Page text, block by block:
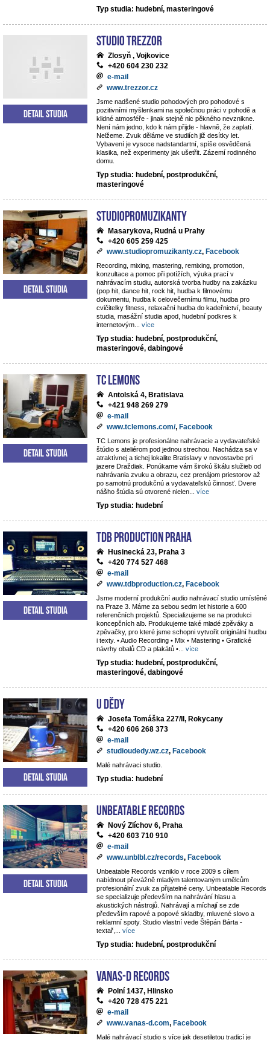
Typ studia: hudební, masteringové
STUDIO TREZZOR
Zlosyň , Vojkovice
+420 604 230 232
e-mail
www.trezzor.cz
Jsme nadšené studio pohodových pro pohodové s
pozitivními myšlenkami na společnou práci v pohodě a
klidné atmosféře - jinak stejně nic pěkného nevznikne.
Není nám jedno, kdo k nám přijde - hlavně, že zaplatí.
Nelžeme. Zvuk děláme ve studiích již desítky let.
Vybavení je vysoce nadstandartní, spíše osvědčená
klasika, než experimenty jak ušetřit. Zázemí rodinného
domu.
Typ studia: hudební, postprodukční,
masteringové
Detail studia
StudioPROmuzikanty
Masarykova, Rudná u Prahy
+420 605 259 425
www.studiopromuzikanty.cz, Facebook
Recording, mixing, mastering, remixing, promotion,
konzultace a pomoc při potížích, výuka prací v
nahrávacím studiu, autorská tvorba hudby na zakázku
(pop hit, dance hit, rock hit, hudba k filmovému
dokumentu, hudba k celovečernímu filmu, hudba pro
cvičitelky fitness, relaxační hudba do kadeřnictví, beauty
studia, masážní studia apod, hudební podkres k
internetovým
více
Typ studia: hudební, postprodukční,
masteringové, dabingové
Detail studia
TC Lemons
Antolská 4, Bratislava
+421 948 269 279
e-mail
www.tclemons.com/, Facebook
TC Lemons je profesionálne nahrávacie a vydavateľské
štúdio s ateliérom pod jednou strechou. Nachádza sa v
atraktívnej a tichej lokalite Bratislavy v novostavbe pri
jazere Draždiak. Ponúkame vám širokú škálu služieb od
nahrávania zvuku a obrazu, cez prenájom priestorov až
po samotnú produkčnú a vydavateľskú činnosť. Dvere
nášho štúdia sú otvorené nielen
více
Typ studia: hudební
Detail studia
TdB Production Praha
Husinecká 23, Praha 3
+420 774 527 468
e-mail
www.tdbproduction.cz, Facebook
Jsme moderní produkční audio nahrávací studio umístěné
na Praze 3. Máme za sebou sedm let historie a 600
referenčních projektů. Specializujeme se na produkci
koncepčních alb. Produkujeme také mladé zpěváky a
zpěvačky, pro které jsme schopni vytvořit originální hudbu
i texty. • Audio Recording • Mix • Mastering • Grafické
návrhy obalů CD a plakátů •
více
Typ studia: hudební, postprodukční,
masteringové, dabingové
Detail studia
U dědy
Josefa Tomáška 227/II, Rokycany
+420 606 268 373
e-mail
studioudedy.wz.cz, Facebook
Malé nahrávaci studio.
Typ studia: hudební
Detail studia
Unbeatable Records
Nový Zlíchov 6, Praha
+420 603 710 910
e-mail
www.unblbl.cz/records, Facebook
Unbeatable Records vzniklo v roce 2009 s cílem
nabídnout převážně mladým talentovaným umělcům
profesionální zvuk za přijatelné ceny. Unbeatable Records
se specializuje především na nahrávání hlasu a
akustických nástrojů. Nahrávají a míchají se zde
především rapové a popové skladby, mluvené slovo a
reklamní spoty. Studio vlastní vede Štěpán Bárta -
textař,
více
Typ studia: hudební, postprodukční
Detail studia
VANAS-D Records
Polní 1437, Hlinsko
+420 728 475 221
e-mail
www.vanas-d.com, Facebook
Malé nahrávací studio s více jak desetiletou tradicí je